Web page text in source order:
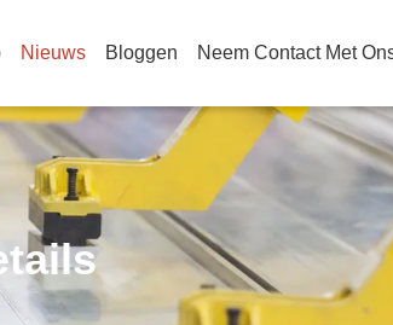
Nieuws Bloggen Neem Contact Met